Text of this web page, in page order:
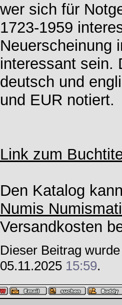
wer sich für
1723-1959
Neuerscheinung
interessant sein.
deutsch und
und EUR notiert.
Link zum
Den Katalog
Numis
Versandkosten
Dieser Beitrag
05.11.2025 15:59.